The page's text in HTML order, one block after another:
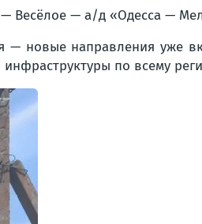
Весёлое — а/д «Одесса —
— новые направления уже
по всему